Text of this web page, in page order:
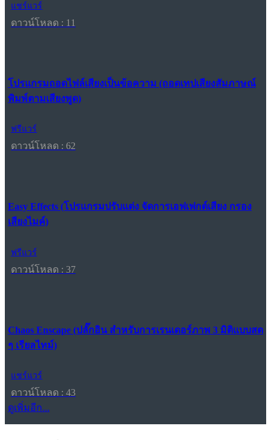
แชร์แวร์
ดาวน์โหลด : 11
โปรแกรมถอดไฟล์เสียงเป็นข้อความ (ถอดเทปเสียงสัมภาษณ์
พิมพ์ตามเสียงพูด)
ฟรีแวร์
ดาวน์โหลด : 62
Easy Effects (โปรแกรมปรับแต่ง จัดการเอฟเฟกต์เสียง กรอง
เสียงไมค์)
ฟรีแวร์
ดาวน์โหลด : 37
Chaos Enscape (ปลั๊กอิน สำหรับการเรนเดอร์ภาพ 3 มิติแบบสด
ๆ เรียลไทม์)
แชร์แวร์
ดาวน์โหลด : 43
ดูเพิ่มอีก...